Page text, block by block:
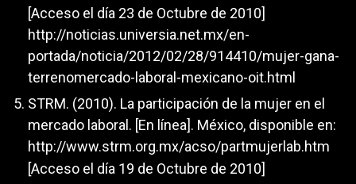
[Acceso el día 23 de Octubre de 2010]
http://noticias.universia.net.mx/en-
portada/noticia/2012/02/28/914410/mujer-gana-
terrenomercado-laboral-mexicano-oit.html
STRM. (2010). La participación de la mujer en el
mercado laboral. [En línea]. México, disponible en:
http://www.strm.org.mx/acso/partmujerlab.htm
[Acceso el día 19 de Octubre de 2010]